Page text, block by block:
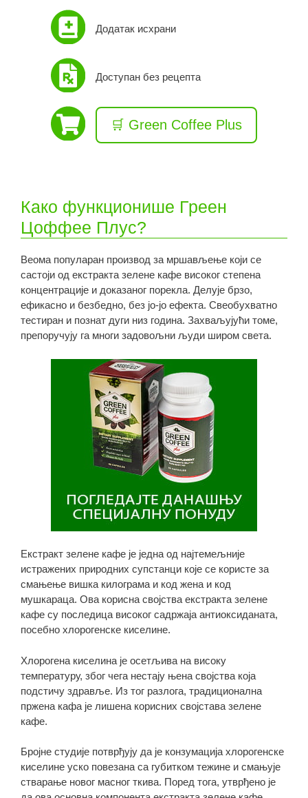
Додатак исхрани
Доступан без рецепта
🛒 Green Coffee Plus
Како функционише Греен
Цоффее Плус?
Веома популаран производ за мршављење који се
састоји од екстракта зелене кафе високог степена
концентрације и доказаног порекла. Делује брзо,
ефикасно и безбедно, без јо-јо ефекта. Свеобухватно
тестиран и познат дуги низ година. Захваљујући томе,
препоручују га многи задовољни људи широм света.
Екстракт зелене кафе је једна од најтемељније
истражених природних супстанци које се користе за
смањење вишка килограма и код жена и код
мушкараца. Ова корисна својства екстракта зелене
кафе су последица високог садржаја антиоксиданата,
посебно хлорогенске киселине.
Хлорогена киселина је осетљива на високу
температуру, због чега нестају њена својства која
подстичу здравље. Из тог разлога, традиционална
пржена кафа је лишена корисних својстава зелене
кафе.
Бројне студије потврђују да је конзумација хлорогенске
киселине уско повезана са губитком тежине и смањује
стварање новог масног ткива. Поред тога, утврђено је